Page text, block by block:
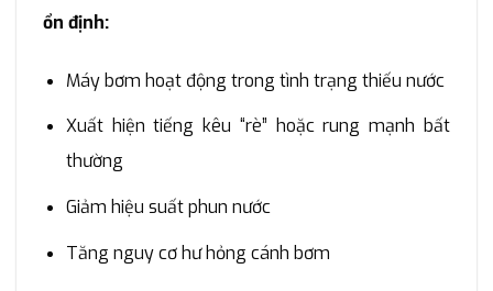
ổn định:
Máy bơm hoạt động trong tình trạng thiếu nước
Xuất hiện tiếng kêu “rè” hoặc rung mạnh bất
thường
Giảm hiệu suất phun nước
Tăng nguy cơ hư hỏng cánh bơm